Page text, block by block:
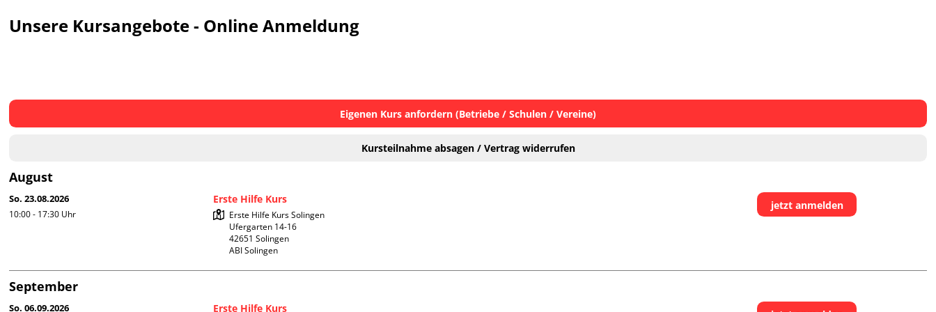
Unsere Kursangebote - Online Anmeldung
Eigenen Kurs anfordern (Betriebe / Schulen / Vereine)
Kursteilnahme absagen / Vertrag widerrufen
August
So. 23.08.2026
10:00 - 17:30 Uhr
Erste Hilfe Kurs
Erste Hilfe Kurs Solingen
Ufergarten 14-16
42651 Solingen
ABI Solingen
jetzt anmelden
September
So. 06.09.2026 Erste Hilfe Kurs